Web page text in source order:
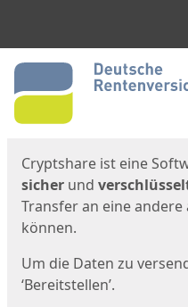
Start
Cryptshare ist eine
sicher und
Transfer an eine
können.
Um die Daten zu
‘Bereitstellen’.